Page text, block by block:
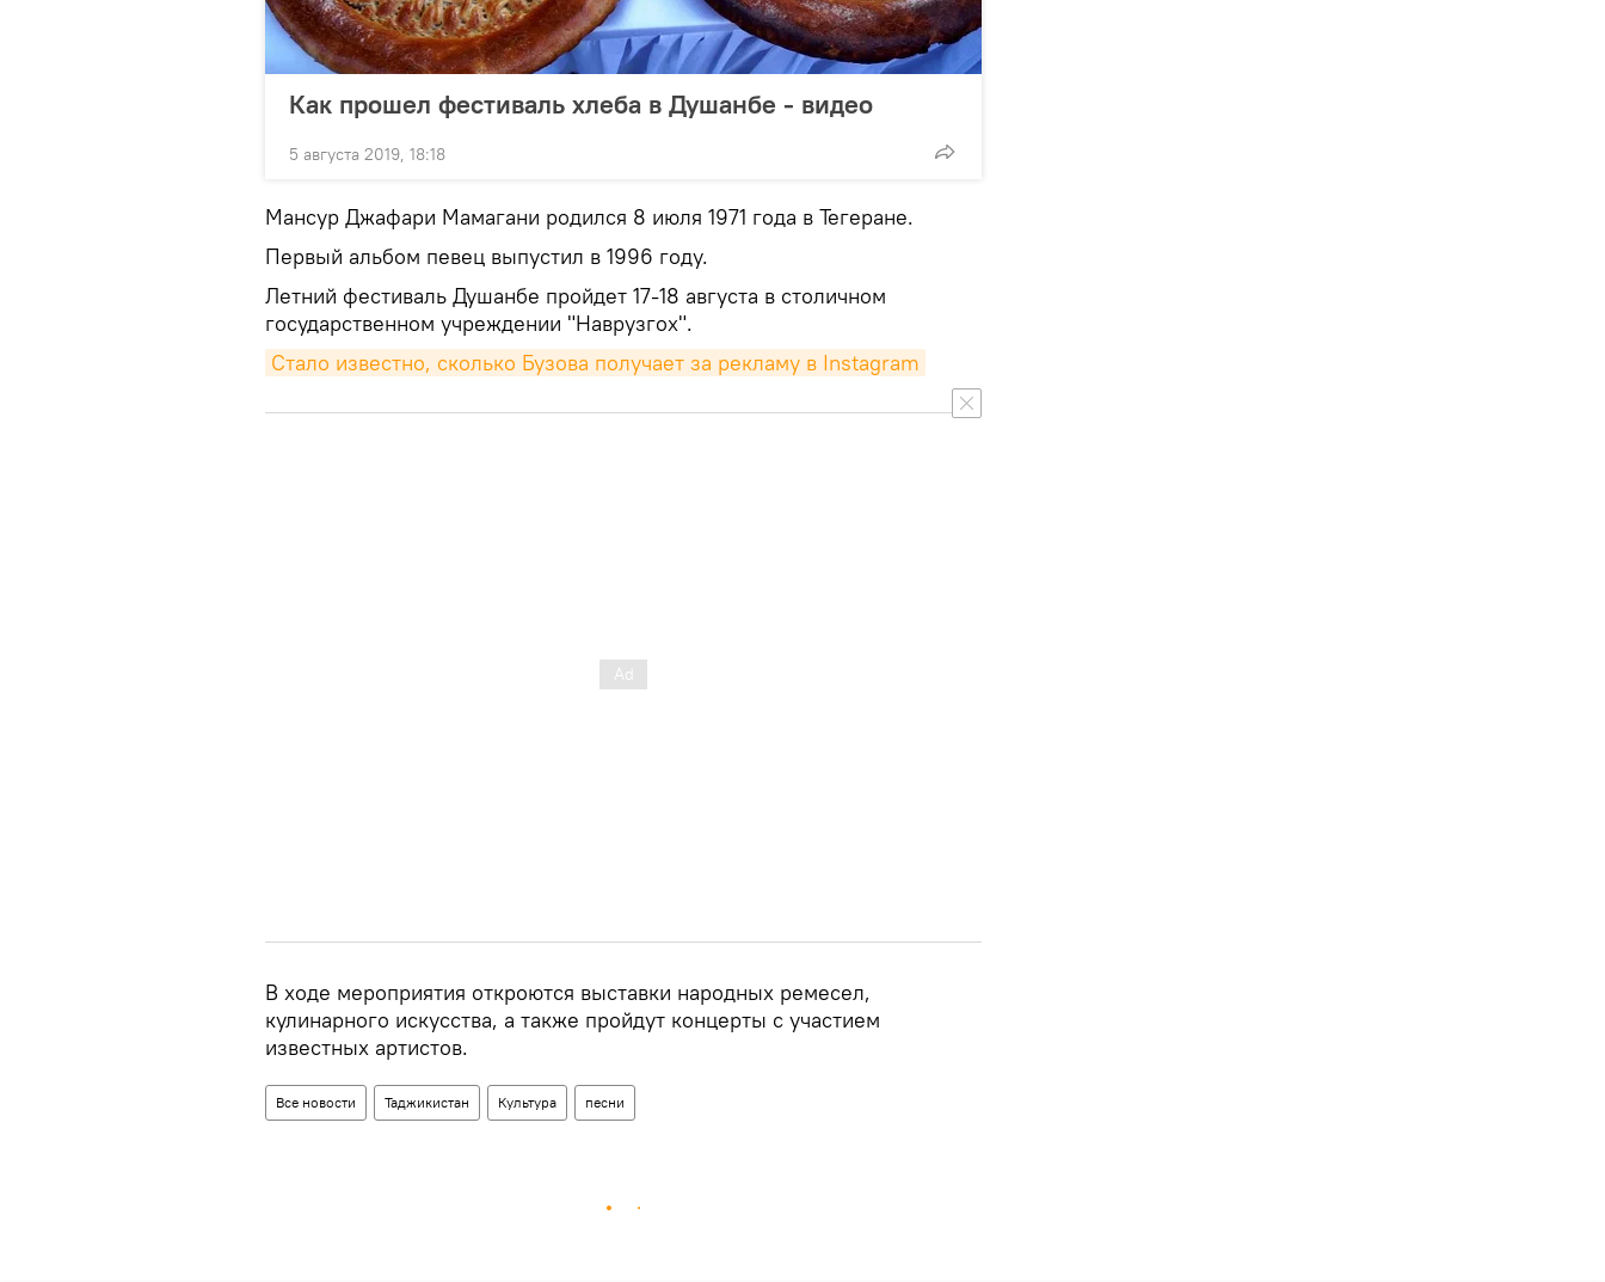
Как прошел фестиваль хлеба в Душанбе - видео
5 августа 2019, 18:18
Мансур Джафари Мамагани родился 8 июля 1971 года в Тегеране.
Первый альбом певец выпустил в 1996 году.
Летний фестиваль Душанбе пройдет 17-18 августа в столичном
государственном учреждении "Наврузгох".
Стало известно, сколько Бузова получает за рекламу в Instagram
В ходе мероприятия откроются выставки народных ремесел,
кулинарного искусства, а также пройдут концерты с участием
известных артистов.
Все новости Таджикистан Культура песни